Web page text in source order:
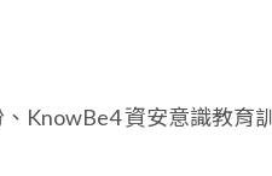
KnowBe4 資安意識教育